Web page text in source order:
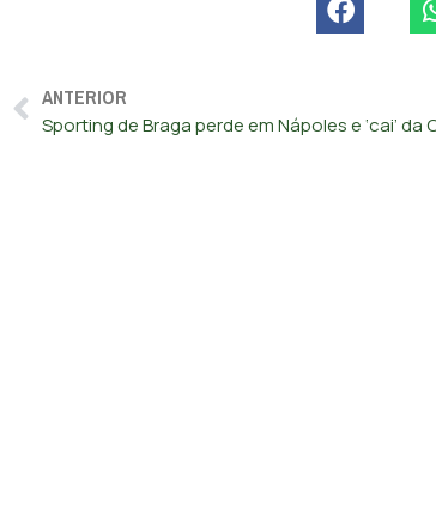
ANTERIOR
Sporting de Braga perde em Nápoles e ‘cai’ da